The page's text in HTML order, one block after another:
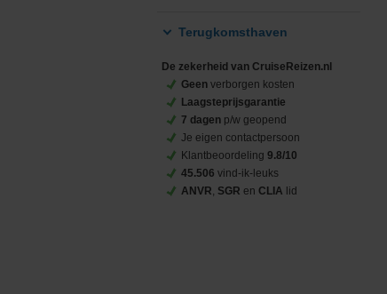
Terugkomsthaven
De zekerheid van CruiseReizen.nl
Geen verborgen kosten
Laagsteprijsgarantie
7 dagen p/w geopend
Je eigen contactpersoon
Klantbeoordeling 9.8/10
45.506 vind-ik-leuks
ANVR, SGR en CLIA lid